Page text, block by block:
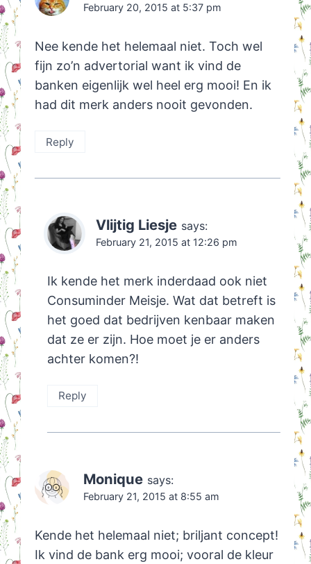
February 20, 2015 at 5:37 pm
Nee kende het helemaal niet. Toch wel
fijn zo’n advertorial want ik vind de
banken eigenlijk wel heel erg mooi! En ik
had dit merk anders nooit gevonden.
Reply
Vlijtig Liesje says:
February 21, 2015 at 12:26 pm
Ik kende het merk inderdaad ook niet
Consuminder Meisje. Wat dat betreft is
het goed dat bedrijven kenbaar maken
dat ze er zijn. Hoe moet je er anders
achter komen?!
Reply
Monique says:
February 21, 2015 at 8:55 am
Kende het helemaal niet; briljant concept!
Ik vind de bank erg mooi; vooral de kleur